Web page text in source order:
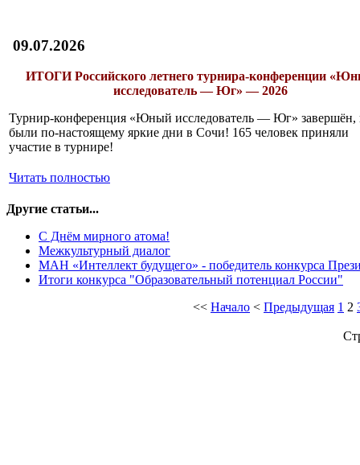
09.07.2026
ИТОГИРоссийского летнего турнира-конференции
исследователь — Юг» — 2026
Турнир-конференция «Юный исследователь — Юг» завершён,
были по-настоящему яркие дни в Сочи! 165 человек приняли
участие в турнире!
Читать полностью
Другие статьи...
С Днём мирного атома!
Межкультурный диалог
МАН «Интеллект будущего» - победитель конкурса
Итоги конкурса "Образовательный потенциал России"
<< Начало < Предыдущая 1 2